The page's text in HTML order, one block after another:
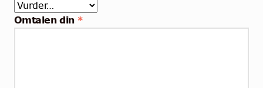
Omtalen din *